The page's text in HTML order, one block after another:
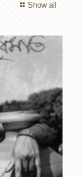
Show all